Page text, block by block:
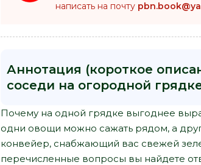
написать на почту
Аннотация (короткое
соседи на огородной
Почему на одной грядке выгоднее
одни овощи можно сажать рядом, а
конвейер, снабжающий вас свежей
перечисленные вопросы вы найдете